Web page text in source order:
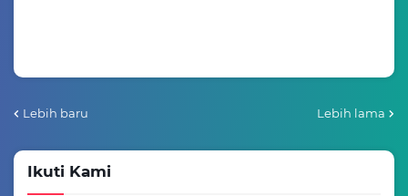
Lebih baru Lebih lama
Ikuti Kami